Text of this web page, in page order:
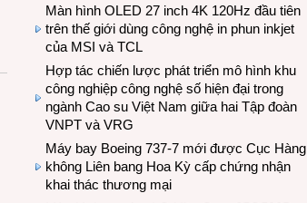
Màn hình OLED 27 inch 4K 120Hz đầu tiên
trên thế giới dùng công nghệ in phun inkjet
của MSI và TCL
Hợp tác chiến lược phát triển mô hình khu
công nghiệp công nghệ số hiện đại trong
ngành Cao su Việt Nam giữa hai Tập đoàn
VNPT và VRG
Máy bay Boeing 737-7 mới được Cục Hàng
không Liên bang Hoa Kỳ cấp chứng nhận
khai thác thương mại